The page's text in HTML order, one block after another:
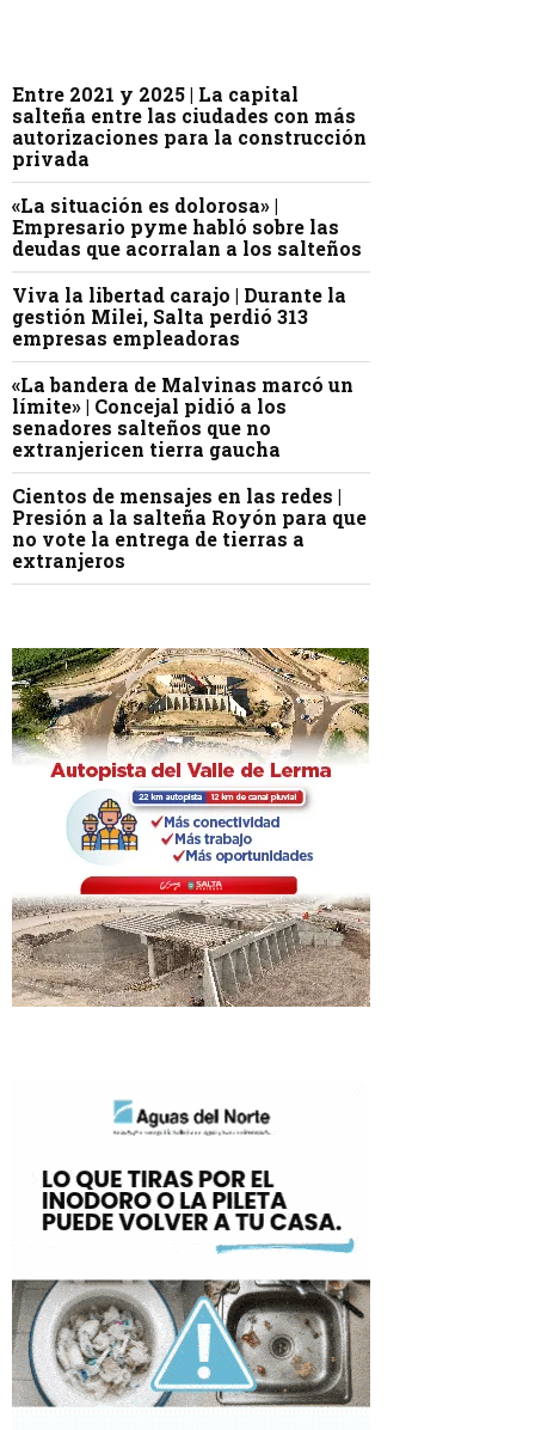
Entre 2021 y 2025 | La capital
salteña entre las ciudades con más
autorizaciones para la construcción
privada
«La situación es dolorosa» |
Empresario pyme habló sobre las
deudas que acorralan a los salteños
Viva la libertad carajo | Durante la
gestión Milei, Salta perdió 313
empresas empleadoras
«La bandera de Malvinas marcó un
límite» | Concejal pidió a los
senadores salteños que no
extranjericen tierra gaucha
Cientos de mensajes en las redes |
Presión a la salteña Royón para que
no vote la entrega de tierras a
extranjeros